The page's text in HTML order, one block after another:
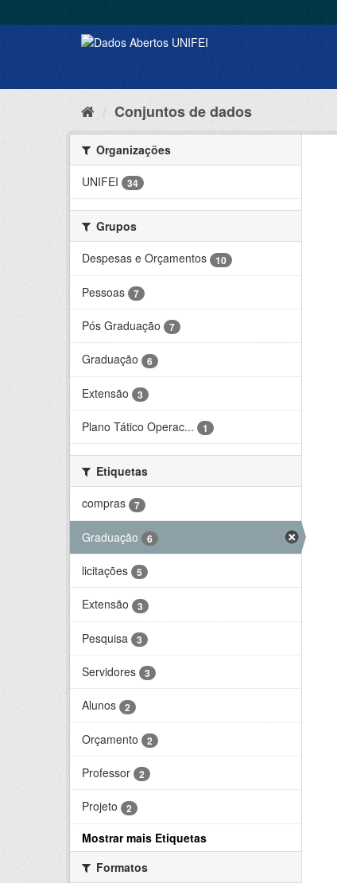
Conjuntos de dados
Organizações
UNIFEI
34
Grupos
Despesas e Orçamentos
10
Pessoas 7
Pós Graduação 7
Graduação 6
Extensão 3
Plano Tático Operac... 1
Etiquetas
compras
7
Graduação 6
licitações 5
Extensão 3
Pesquisa 3
Servidores 3
Alunos 2
Orçamento 2
Professor 2
Projeto 2
Mostrar mais Etiquetas
Formatos